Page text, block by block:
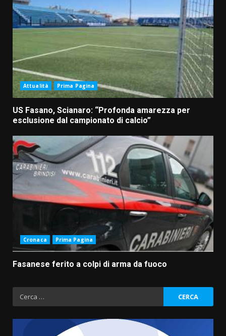
Attualità Prima Pagina
US Fasano, Scianaro: “Profonda amarezza per
esclusione dal campionato di calcio”
Cronaca Prima Pagina
Fasanese ferito a colpi di arma da fuoco
Ricerca
per: